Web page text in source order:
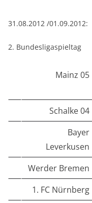
31.08.2012 /01.09.2012:
2. Bundesligaspieltag
Mainz 05
Schalke 04
Bayer
Leverkusen
Werder Bremen
1. FC Nürnberg